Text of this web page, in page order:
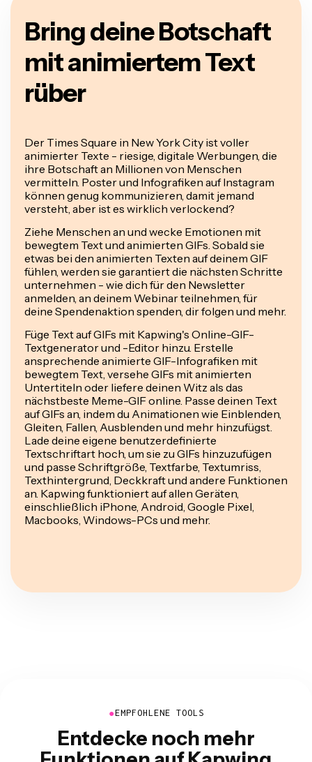
Bring deine Botschaft
mit animiertem Text
rüber
Der Times Square in New York City ist voller
animierter Texte - riesige, digitale Werbungen, die
ihre Botschaft an Millionen von Menschen
vermitteln. Poster und Infografiken auf Instagram
können genug kommunizieren, damit jemand
versteht, aber ist es wirklich verlockend?
Ziehe Menschen an und wecke Emotionen mit
bewegtem Text und animierten GIFs. Sobald sie
etwas bei den animierten Texten auf deinem GIF
fühlen, werden sie garantiert die nächsten Schritte
unternehmen - wie dich für den Newsletter
anmelden, an deinem Webinar teilnehmen, für
deine Spendenaktion spenden, dir folgen und mehr.
Füge Text auf GIFs mit Kapwing's Online-GIF-
Textgenerator und -Editor hinzu. Erstelle
ansprechende animierte GIF-Infografiken mit
bewegtem Text, versehe GIFs mit animierten
Untertiteln oder liefere deinen Witz als das
nächstbeste Meme-GIF online. Passe deinen Text
auf GIFs an, indem du Animationen wie Einblenden,
Gleiten, Fallen, Ausblenden und mehr hinzufügst.
Lade deine eigene benutzerdefinierte
Textschriftart hoch, um sie zu GIFs hinzuzufügen
und passe Schriftgröße, Textfarbe, Textumriss,
Texthintergrund, Deckkraft und andere Funktionen
an. Kapwing funktioniert auf allen Geräten,
einschließlich iPhone, Android, Google Pixel,
Macbooks, Windows-PCs und mehr.
●EMPFOHLENE TOOLS
Entdecke noch mehr